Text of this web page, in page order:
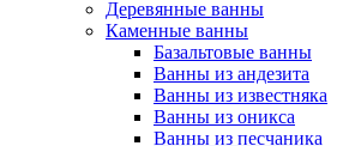
Деревянные ванны
Каменные ванны
Базальтовые ванны
Ванны из андезита
Ванны из известняка
Ванны из оникса
Ванны из песчаника